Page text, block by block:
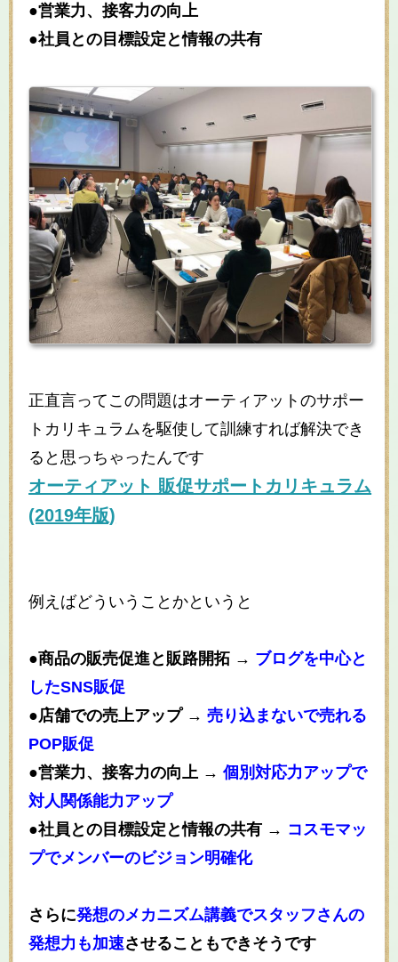
●営業力、接客力の向上
●社員との目標設定と情報の共有
正直言ってこの問題はオーティアットのサポー
トカリキュラムを駆使して訓練すれば解決でき
ると思っちゃったんです
オーティアット 販促サポートカリキュラム
(2019年版)
例えばどういうことかというと
●商品の販売促進と販路開拓 → ブログを中心と
したSNS販促
●店舗での売上アップ →売り込まないで売れる
POP販促
●営業力、接客力の向上 →個別対応力アップで
対人関係能力アップ
●社員との目標設定と情報の共有 → コスモマッ
プでメンバーのビジョン明確化
さらに発想のメカニズム講義でスタッフさんの
発想力も加速させることもできそうです